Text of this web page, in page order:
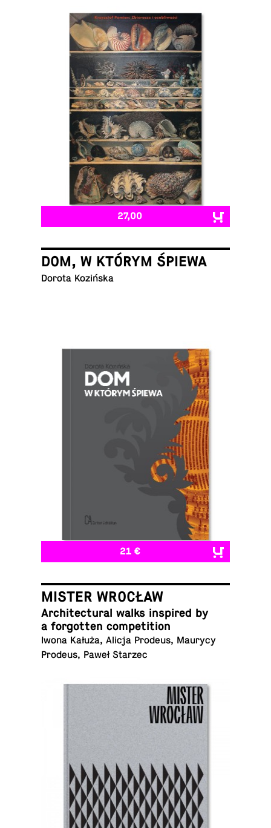
27,00
DOM, W KTÓRYM ŚPIEWA
Dorota Kozińska
21 €
MISTER WROCŁAW
Ar­chi­tec­tural walks in­spired by
a for­got­ten competition
Iwona Kałuża, Alicja Prodeus, Maurycy
Prodeus, Paweł Starzec